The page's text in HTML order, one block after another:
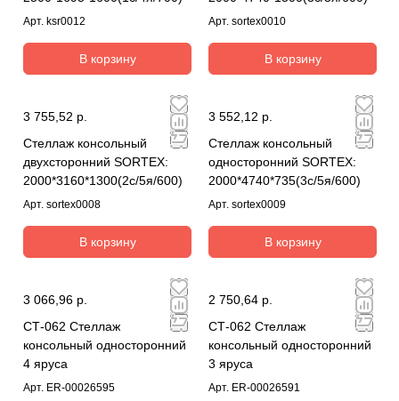
Арт. ksr0012
В корзину
Арт. sortex0010
В корзину
3 755,52 р.
Стеллаж консольный
двухсторонний SORTEX:
2000*3160*1300(2с/5я/600)
Арт. sortex0008
В корзину
3 552,12 р.
Стеллаж консольный
односторонний SORTEX:
2000*4740*735(3с/5я/600)
Арт. sortex0009
В корзину
3 066,96 р.
СТ-062 Стеллаж
консольный односторонний
4 яруса
Арт. ER-00026595
2 750,64 р.
СТ-062 Стеллаж
консольный односторонний
3 яруса
Арт. ER-00026591